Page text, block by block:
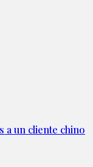
a un cliente chino